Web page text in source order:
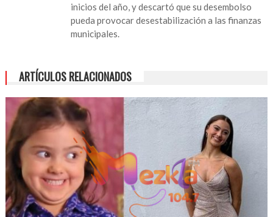
inicios del año, y descartó que su desembolso
pueda provocar desestabilización a las finanzas
municipales.
ARTÍCULOS RELACIONADOS